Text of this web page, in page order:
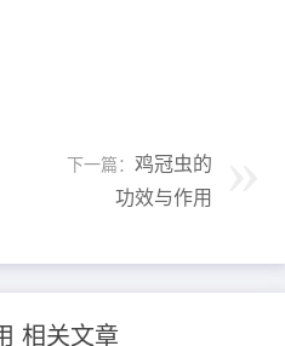
下一篇： 鸡冠虫的
功效与作用
相关文章